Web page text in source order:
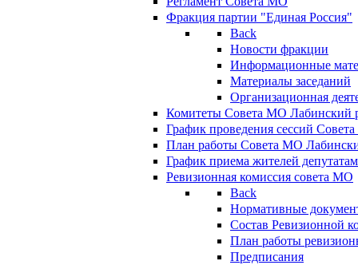
Фракция партии "Единая Россия"
Back
Новости фракции
Информационные
Материалы заседаний
Организационная
Комитеты Совета МО Лабинский
График проведения сессий
План работы Совета МО
График приема жителей
Ревизионная комиссия совета МО
Back
Нормативные
Состав Ревизионной
План работы
Предписания